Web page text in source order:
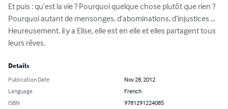
Et puis : qu’est la vie ? Pourquoi quelque chose plutôt que rien ?
Pourquoi autant de mensonges, d’abominations, d’injustices …
Heureusement, il y a Elise, elle est en elle et elles partagent tous
leurs rêves.
Details
Publication Date
Nov 28, 2012
Language
French
ISBN
9781291224085